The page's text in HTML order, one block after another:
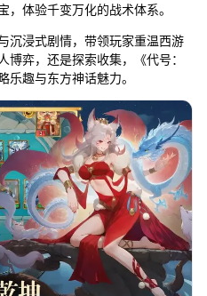
体验千变万化的战术体系。
沉浸式剧情，带领玩家重温西游
弈，还是探索收集，《代号：
乐趣与东方神话魅力。